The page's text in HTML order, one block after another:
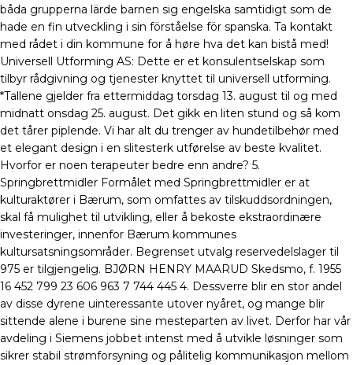
båda grupperna lärde barnen sig engelska samtidigt som de
hade en fin utveckling i sin förståelse för spanska. Ta kontakt
med rådet i din kommune for å høre hva det kan bistå med!
Universell Utforming AS: Dette er et konsulentselskap som
tilbyr rådgivning og tjenester knyttet til universell utforming.
*Tallene gjelder fra ettermiddag torsdag 13. august til og med
midnatt onsdag 25. august. Det gikk en liten stund og så kom
det tårer piplende. Vi har alt du trenger av hundetilbehør med
et elegant design i en slitesterk utførelse av beste kvalitet.
Hvorfor er noen terapeuter bedre enn andre? 5.
Springbrettmidler Formålet med Springbrettmidler er at
kulturaktører i Bærum, som omfattes av tilskuddsordningen,
skal få mulighet til utvikling, eller å bekoste ekstraordinære
investeringer, innenfor Bærum kommunes
kultursatsningsområder. Begrenset utvalg reservedelslager til
975 er tilgjengelig. BJØRN HENRY MAARUD Skedsmo, f. 1955
16 452 799 23 606 963 7 744 445 4. Dessverre blir en stor andel
av disse dyrene uinteressante utover nyåret, og mange blir
sittende alene i burene sine mesteparten av livet. Derfor har vår
avdeling i Siemens jobbet intenst med å utvikle løsninger som
sikrer stabil strømforsyning og pålitelig kommunikasjon mellom